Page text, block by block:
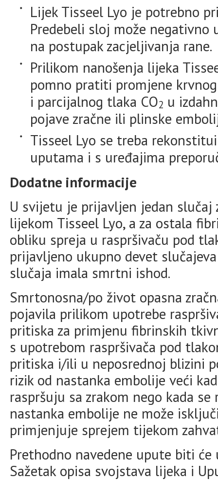
Lijek Tisseel Lyo je potrebno
Predebeli sloj može
na postupak zacjeljivanja rane.
Prilikom nanošenja lijeka
pomno pratiti promjene
i parcijalnog tlaka CO2 u
pojave zračne ili plinske
Tisseel Lyo se treba
uputama i s uređajima
Dodatne informacije
U svijetu je prijavljen jedan slučaj
lijekom Tisseel Lyo, a za ostala
obliku spreja u raspršivaču pod
prijavljeno ukupno devet
slučaja imala smrtni ishod.
Smrtonosna/po život opasna
pojavila prilikom upotrebe
pritiska za primjenu fibrinskih
s upotrebom raspršivača pod
pritiska i/ili u neposrednoj blizini
rizik od nastanka embolije veći
raspršuju sa zrakom nego kada se
nastanka embolije ne može
primjenjuje sprejem tijekom
Prethodno navedene upute biti
Sažetak opisa svojstava lijeka i